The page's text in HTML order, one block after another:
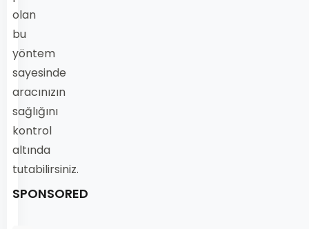
olan
bu
yöntem
sayesinde
aracınızın
sağlığını
kontrol
altında
tutabilirsiniz.
SPONSORED